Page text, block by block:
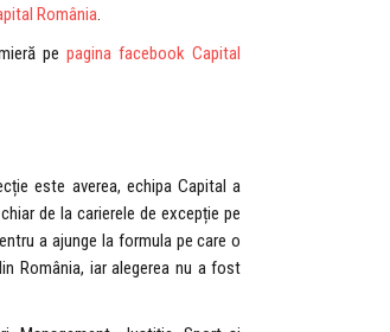
România.
pepagina facebook Capital
este averea, echipa Capital a
de la carierele de excepție pe
a ajunge la formula pe care o
România, iar alegerea nu a fost